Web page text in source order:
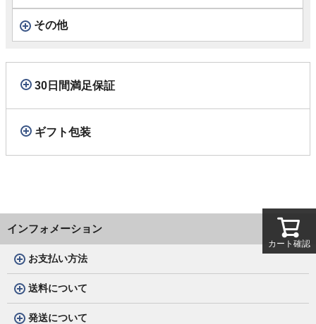
その他
30日間満足保証
ギフト包装
インフォメーション
お支払い方法
送料について
発送について
カート確認